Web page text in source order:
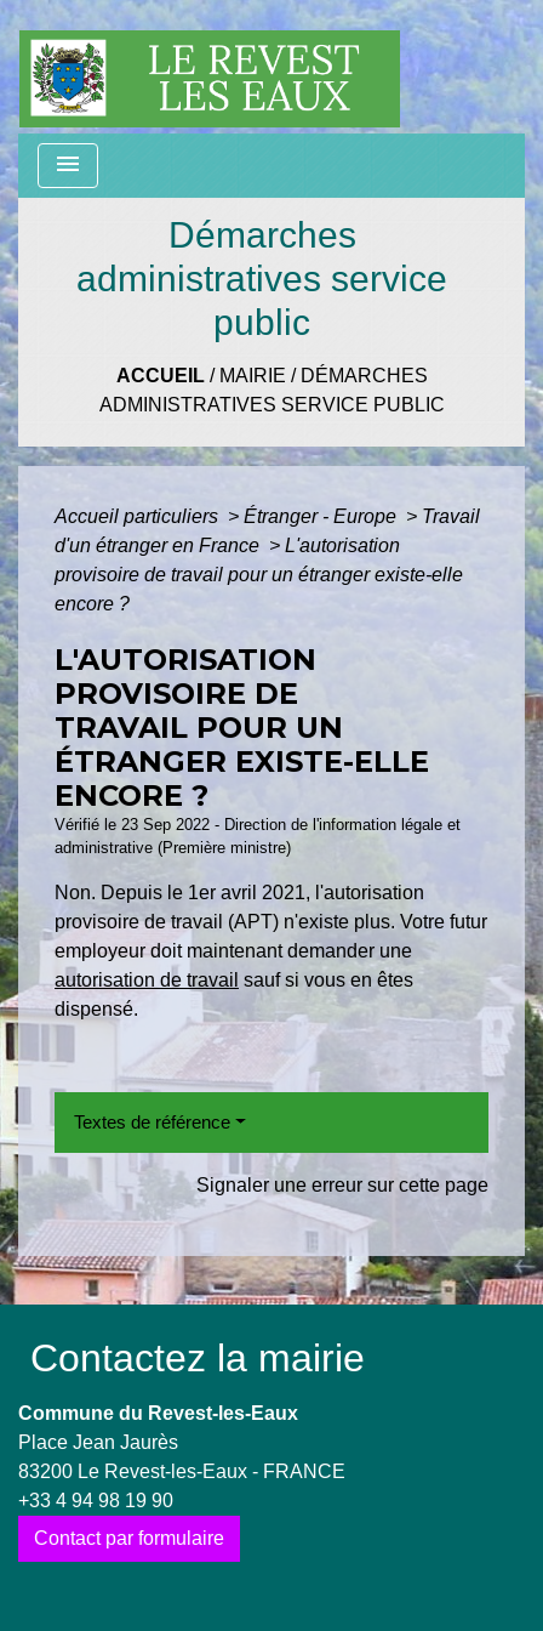
menu
Démarches
administratives service
public
ACCUEIL/ MAIRIE / DÉMARCHES
ADMINISTRATIVES SERVICE PUBLIC
Accueil particuliers > Étranger - Europe > Travail
d'un étranger en France > L'autorisation
provisoire de travail pour un étranger existe-elle
encore ?
L'AUTORISATION
PROVISOIRE DE
TRAVAIL POUR UN
ÉTRANGER EXISTE-ELLE
ENCORE ?
Vérifié le 23 Sep 2022 - Direction de l'information légale et
administrative (Première ministre)
Non. Depuis le 1er avril 2021, l'autorisation
provisoire de travail (APT) n'existe plus. Votre futur
employeur doit maintenant demander une
autorisation de travail sauf si vous en êtes
dispensé.
Textes de référence
Signaler une erreur sur cette page
Contactez la mairie
Commune du Revest-les-Eaux
Place Jean Jaurès
83200 Le Revest-les-Eaux - FRANCE
+33 4 94 98 19 90
Contact par formulaire